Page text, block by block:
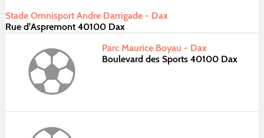
Stade Omnisport Andre Darrigade - Dax
Rue d'Aspremont 40100 Dax
Parc Maurice Boyau - Dax
Boulevard des Sports 40100 Dax